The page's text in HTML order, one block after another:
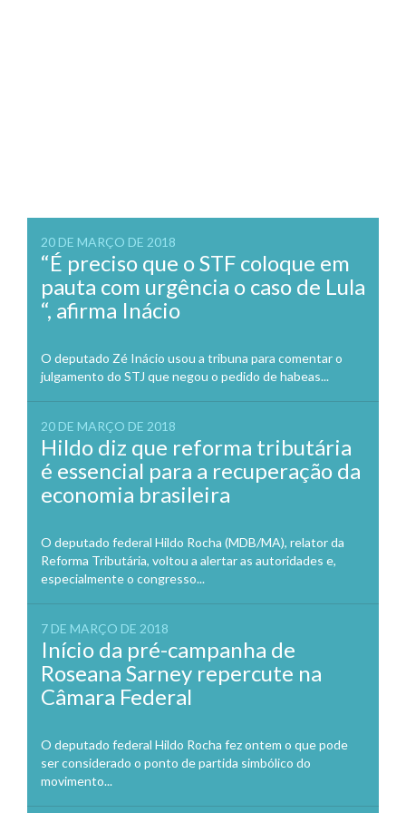
20 DE MARÇO DE 2018
“É preciso que o STF coloque em
pauta com urgência o caso de Lula
“, afirma Inácio
O deputado Zé Inácio usou a tribuna para comentar o
julgamento do STJ que negou o pedido de habeas...
20 DE MARÇO DE 2018
Hildo diz que reforma tributária
é essencial para a recuperação da
economia brasileira
O deputado federal Hildo Rocha (MDB/MA), relator da
Reforma Tributária, voltou a alertar as autoridades e,
especialmente o congresso...
7 DE MARÇO DE 2018
Início da pré-campanha de
Roseana Sarney repercute na
Câmara Federal
O deputado federal Hildo Rocha fez ontem o que pode
ser considerado o ponto de partida simbólico do
movimento...